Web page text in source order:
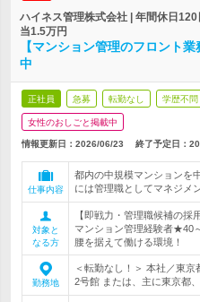
ハイネス管理株式会社 | 年間休日
当1.5万円
【マンション管理のフロント
中
正社員 急募 転勤なし 学歴不問
女性のおしごと掲載中
情報更新日：2026/06/23 終了予定日：
仕事内容
都内の中規模マンションを
には管理職としてマネジメ
対象と
なる方
【即戦力・管理職候補の
マンション管理経験者★40
腰を据えて働ける環境！
勤務地
＜転勤なし！＞ 本社／東
2号館 または、主に東京都